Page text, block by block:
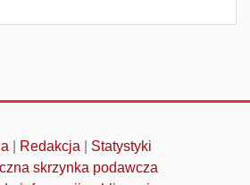
Redakcja
Statystyki
skrzynka podawcza